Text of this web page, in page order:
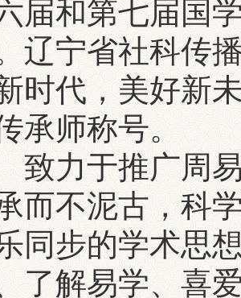
届和第七届国
辽宁省社科传
时代，美好新
承师称号
力于推广周易
而不泥古，科
同步的学术思
了解易学、喜